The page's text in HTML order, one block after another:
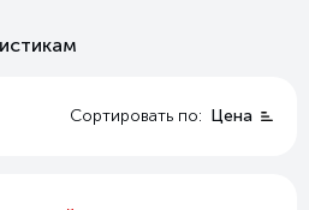
Сортировать по: Цена